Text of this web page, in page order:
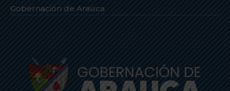
Gobernación de Arauca